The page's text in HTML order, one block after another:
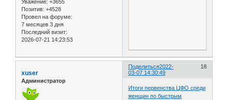
Уважение: +3655
Позитив: +4528
Провел на форуме:
7 месяцев 3 дня
Последний визит:
2026-07-21 14:23:53
Поделиться 18
2022-
03-07 14:30:49
xuser
Администратор
Итоги первенства ЦФО среди
женщин по быстрым